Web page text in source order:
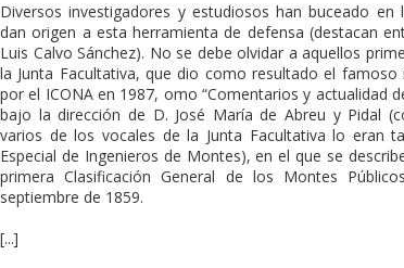
Diversos investigadores y estudiosos han buceado
dan origen a esta herramienta de defensa (destacan
Luis Calvo Sánchez). No se debe olvidar a aquellos
la Junta Facultativa, que dio como resultado el
por el ICONA en 1987, omo “Comentarios y actualidad
bajo la dirección de D. José María de Abreu y Pidal
varios de los vocales de la Junta Facultativa lo eran
Especial de Ingenieros de Montes), en el que se
primera Clasificación General de los Montes
septiembre de 1859.
[...]